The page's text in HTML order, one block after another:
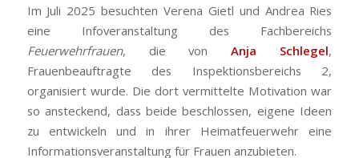
Im Juli 2025 besuchten Verena Gietl und Andrea Ries
eine Infoveranstaltung des Fachbereichs
Feuerwehrfrauen, die vonAnja Schlegel,
Frauenbeauftragte des Inspektionsbereichs 2,
organisiert wurde. Die dort vermittelte Motivation war
so ansteckend, dass beide beschlossen, eigene Ideen
zu entwickeln und in ihrer Heimatfeuerwehr eine
Informationsveranstaltung für Frauen anzubieten.